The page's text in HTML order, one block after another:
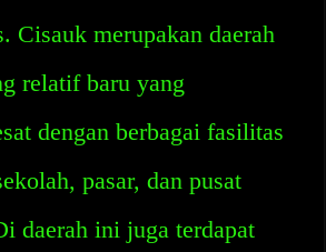
Cisauk merupakan daerah
relatif baru yang
dengan berbagai fasilitas
pasar, dan pusat
daerah ini juga terdapat